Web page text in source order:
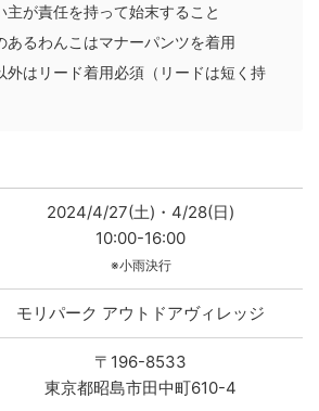
主が責任を持って始末すること
あるわんこはマナーパンツを着用
外はリード着用必須（リードは短く持
2024/4/27(土)・4/28(日)
10:00-16:00
※小雨決行
モリパーク アウトドアヴィレッジ
〒196-8533
東京都昭島市田中町610-4